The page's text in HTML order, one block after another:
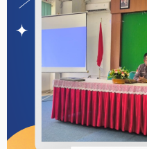
untuk
Mendukung
Implementasi
Program
Studi
yang
Membuka